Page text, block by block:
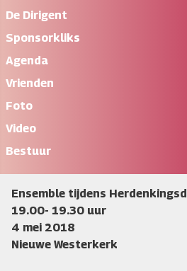
De Dirigent
Sponsorkliks
Agenda
Vrienden
Foto
Video
Bestuur
Ensemble tijdens
19.00- 19.30 uur
4 mei 2018
Nieuwe Westerkerk